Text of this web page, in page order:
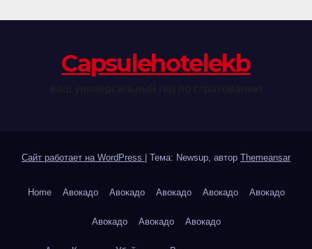
Сapsulehotelekb
Сайт работает на WordPress Тема: Newsup, автор Themeansar
Home Авокадо Авокадо Авокадо Авокадо Авокадо
Авокадо Авокадо Авокадо